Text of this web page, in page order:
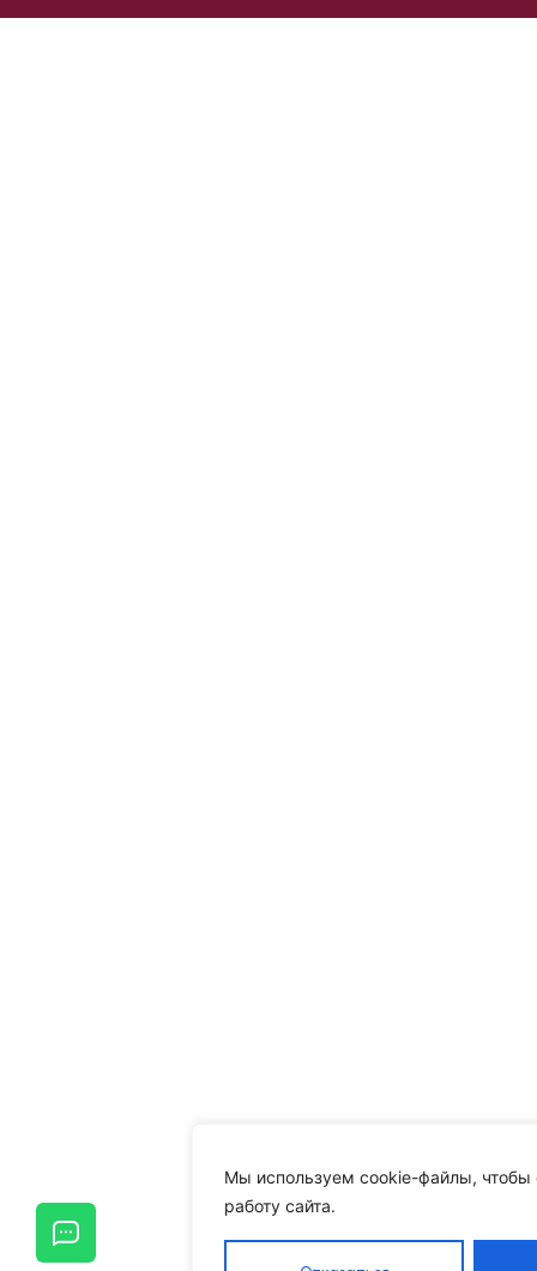
Мы используем cookie-файлы, чтобы
работу сайта.